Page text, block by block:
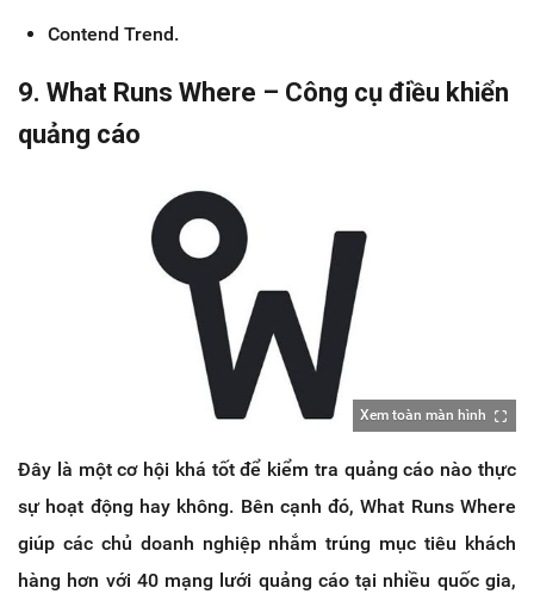
Contend Trend.
9. What Runs Where – Công cụ điều khiển
quảng cáo
Xem toàn màn hình
Đây là một cơ hội khá tốt để kiểm tra quảng cáo nào thực
sự hoạt động hay không. Bên cạnh đó, What Runs Where
giúp các chủ doanh nghiệp nhắm trúng mục tiêu khách
hàng hơn với 40 mạng lưới quảng cáo tại nhiều quốc gia,